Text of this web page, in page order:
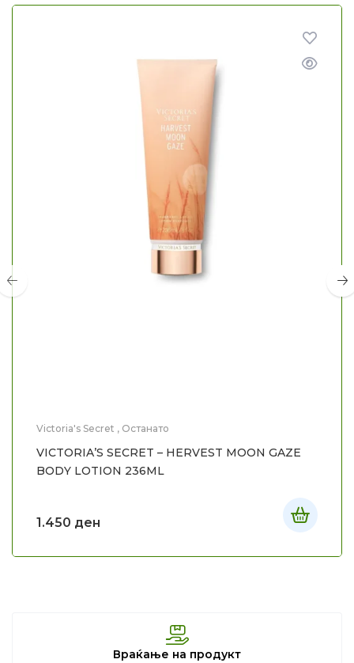
Victoria's Secret , Останато
VICTORIA’S SECRET – HERVEST MOON GAZE
BODY LOTION 236ML
1.450 ден
Враќање на продукт